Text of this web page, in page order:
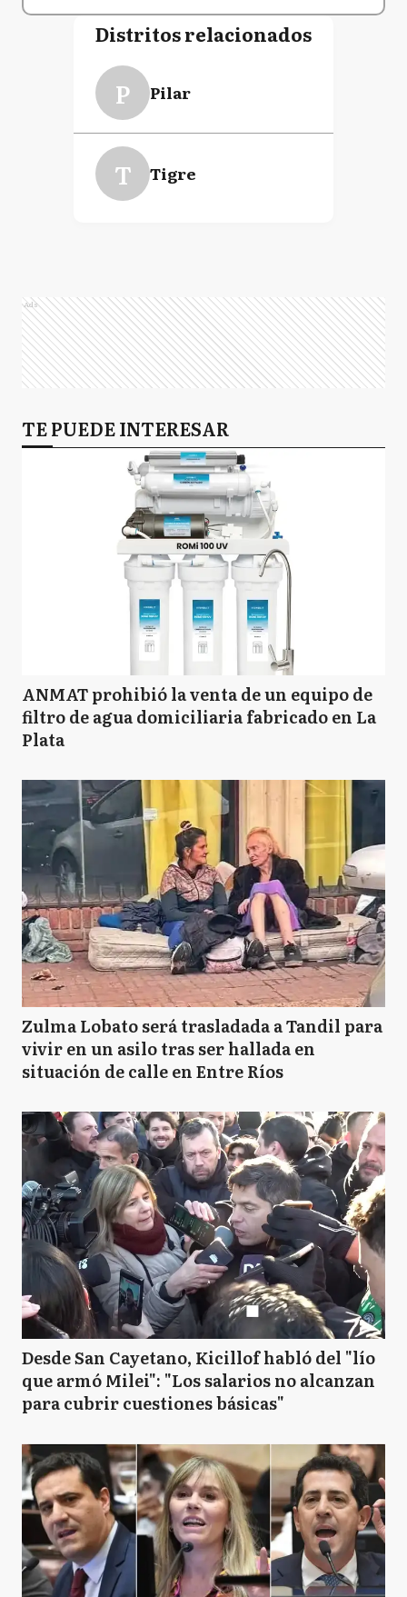
Distritos relacionados
P Pilar
T Tigre
Ads
TE PUEDE INTERESAR
ANMAT prohibió la venta de un equipo de
filtro de agua domiciliaria fabricado en La
Plata
Zulma Lobato será trasladada a Tandil para
vivir en un asilo tras ser hallada en
situación de calle en Entre Ríos
Desde San Cayetano, Kicillof habló del "lío
que armó Milei": "Los salarios no alcanzan
para cubrir cuestiones básicas"